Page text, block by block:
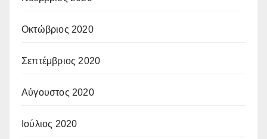
Οκτώβριος 2020
Σεπτέμβριος 2020
Αύγουστος 2020
Ιούλιος 2020